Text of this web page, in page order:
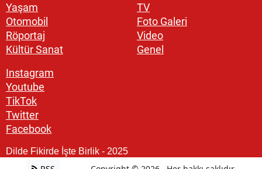
Yaşam
Otomobil
Röportaj
Kültür Sanat
TV
Foto Galeri
Video
Genel
Instagram
Youtube
TikTok
Twitter
Facebook
Dilde Fikirde İşte Birlik - 2025